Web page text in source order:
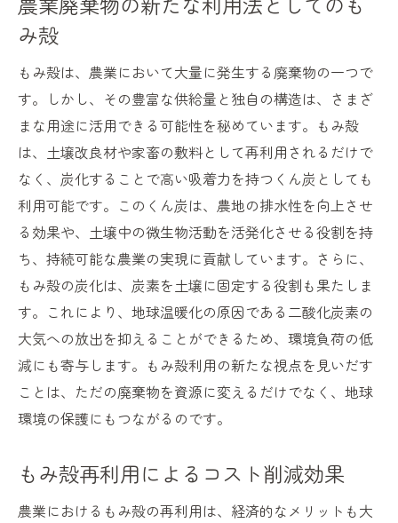
み殻
もみ殻は、農業において大量に発生する廃棄物の一つで
す。しかし、その豊富な供給量と独自の構造は、さまざ
まな用途に活用できる可能性を秘めています。もみ殻
は、土壌改良材や家畜の敷料として再利用されるだけで
なく、炭化することで高い吸着力を持つくん炭としても
利用可能です。このくん炭は、農地の排水性を向上させ
る効果や、土壌中の微生物活動を活発化させる役割を持
ち、持続可能な農業の実現に貢献しています。さらに、
もみ殻の炭化は、炭素を土壌に固定する役割も果たしま
す。これにより、地球温暖化の原因である二酸化炭素の
大気への放出を抑えることができるため、環境負荷の低
減にも寄与します。もみ殻利用の新たな視点を見いだす
ことは、ただの廃棄物を資源に変えるだけでなく、地球
環境の保護にもつながるのです。
もみ殻再利用によるコスト削減効果
農業におけるもみ殻の再利用は、経済的なメリットも大